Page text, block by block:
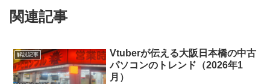
関連記事
解説記事
Vtuberが伝える大阪日本橋の中古
パソコンのトレンド（2026年1
月）